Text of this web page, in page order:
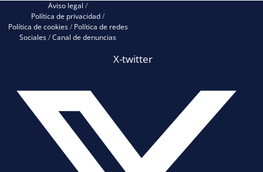
Aviso legal /
Política de privacidad/
Política de cookies/Política de redes
Sociales/Canal de denuncias
X-twitter